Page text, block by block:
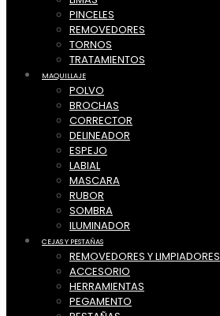
PINCELES
REMOVEDORES
TORNOS
TRATAMIENTOS
MAQUILLAJE
POLVO
BROCHAS
CORRECTOR
DELINEADOR
ESPEJO
LABIAL
MASCARA
RUBOR
SOMBRA
ILUMINADOR
CEJAS Y PESTAÑAS
REMOVEDORES Y LIMPIADORES
ACCESORIO
HERRAMIENTAS
PEGAMENTO